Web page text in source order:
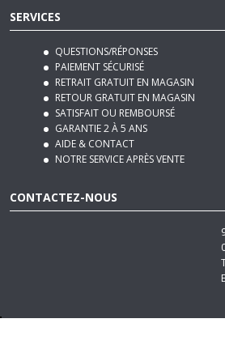
SERVICES
QUESTIONS/RÉPONSES
PAIEMENT SÉCURISÉ
RETRAIT GRATUIT EN MAGASIN
RETOUR GRATUIT EN MAGASIN
SATISFAIT OU REMBOURSÉ
GARANTIE 2 À 5 ANS
AIDE & CONTACT
NOTRE SERVICE APRÈS VENTE
CONTACTEZ-NOUS